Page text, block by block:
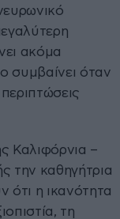
ακόμα
συμβαίνει όταν
Καλιφόρνια –
την καθηγήτρια
ότι η ικανότητα
τη